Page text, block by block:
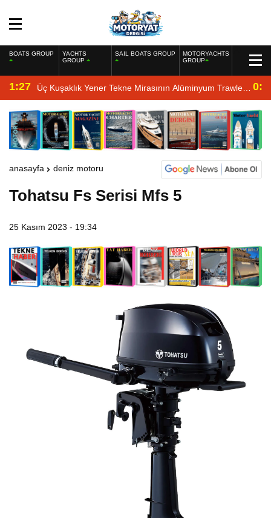
BOATS GROUP
YACHTS
GROUP
SAIL BOATS GROUP
MOTORYACHTS
GROUP
1:27 Üç Kuşaklık Yener Tekne Mirasının Alüminyum Trawler
Yorumu
anasayfa deniz motoru
Tohatsu Fs Serisi Mfs 5
25 Kasım 2023 - 19:34